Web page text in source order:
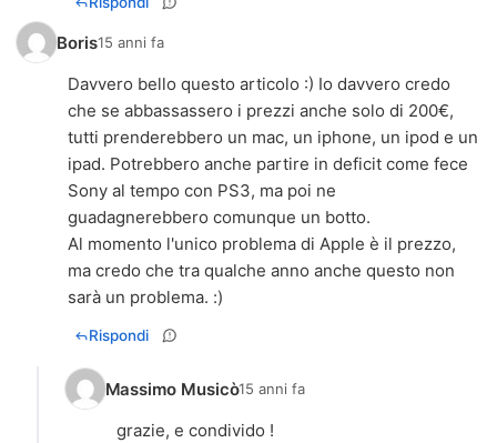
Boris15 anni fa
Davvero bello questo articolo :) Io davvero credo
che se abbassassero i prezzi anche solo di 200€,
tutti prenderebbero un mac, un iphone, un ipod e un
ipad. Potrebbero anche partire in deficit come fece
Sony al tempo con PS3, ma poi ne
guadagnerebbero comunque un botto.
Al momento l'unico problema di Apple è il prezzo,
ma credo che tra qualche anno anche questo non
sarà un problema. :)
Rispondi
Massimo Musicò15 anni fa
grazie, e condivido !